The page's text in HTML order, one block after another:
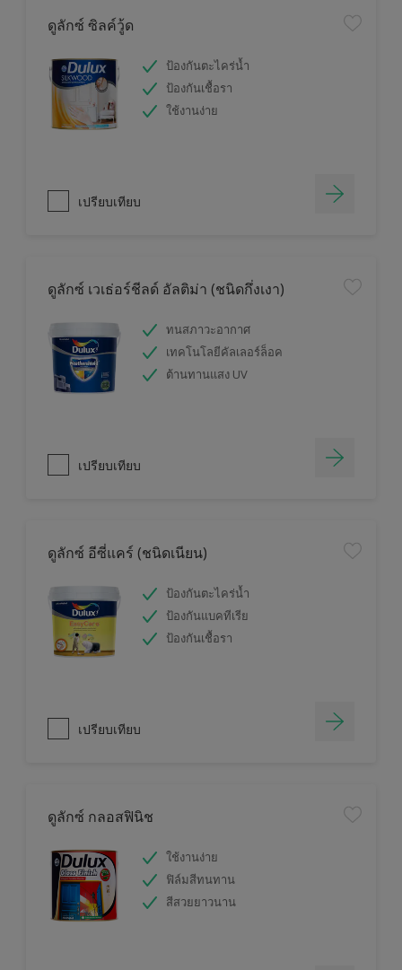
ดูลักซ์ ซิลค์วู้ด
ป้องกันตะไคร่น้ำ
ป้องกันเชื้อรา
ใช้งานง่าย
เปรียบเทียบ
ดูลักซ์ เวเธ่อร์ชีลด์ อัลติม่า (ชนิดกึ่งเงา)
ทนสภาวะอากาศ
เทคโนโลยีคัลเลอร์ล็อค
ต้านทานแสง UV
เปรียบเทียบ
ดูลักซ์ อีซี่แคร์ (ชนิดเนียน)
ป้องกันตะไคร่น้ำ
ป้องกันแบคทีเรีย
ป้องกันเชื้อรา
เปรียบเทียบ
ดูลักซ์ กลอสฟินิช
ใช้งานง่าย
ฟิล์มสีทนทาน
สีสวยยาวนาน